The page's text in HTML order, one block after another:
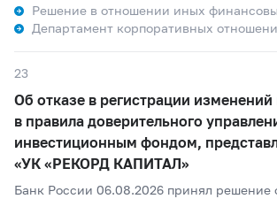
Решение в отношении иных
Департамент корпоративных
23
Об отказе в регистрации
в правила доверительного
инвестиционным фондом,
«УК «РЕКОРД КАПИТАЛ»
Банк России 06.08.2026 принял решение